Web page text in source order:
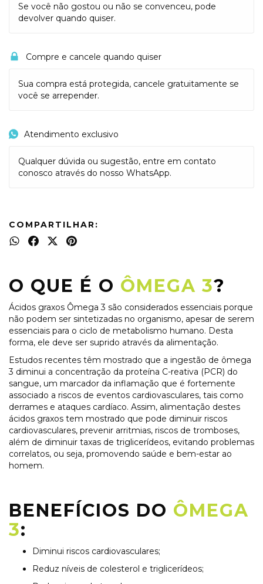
Se você não gostou ou não se convenceu, pode
devolver quando quiser.
Compre e cancele quando quiser
Sua compra está protegida, cancele gratuitamente se
você se arrepender.
Atendimento exclusivo
Qualquer dúvida ou sugestão, entre em contato
conosco através do nosso WhatsApp.
COMPARTILHAR:
O QUE É O ÔMEGA 3?
Ácidos graxos Ômega 3 são considerados essenciais porque
não podem ser sintetizadas no organismo, apesar de serem
essenciais para o ciclo de metabolismo humano. Desta
forma, ele deve ser suprido através da alimentação.
Estudos recentes têm mostrado que a ingestão de ômega
3 diminui a concentração da proteína C-reativa (PCR) do
sangue, um marcador da inflamação que é fortemente
associado a riscos de eventos cardiovasculares, tais como
derrames e ataques cardíaco. Assim, alimentação destes
ácidos graxos tem mostrado que pode diminuir riscos
cardiovasculares, prevenir arritmias, riscos de tromboses,
além de diminuir taxas de triglicerídeos, evitando problemas
correlatos, ou seja, promovendo saúde e bem-estar ao
homem.
BENEFÍCIOS DO ÔMEGA
3:
Diminui riscos cardiovasculares;
Reduz níveis de colesterol e triglicerídeos;